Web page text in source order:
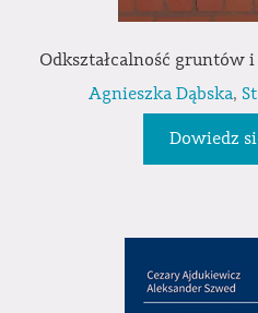
Odkształcalność gruntów
Agnieszka Dąbska,
Dowiedz